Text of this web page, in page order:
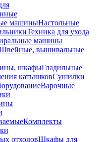
машиныНастольные
Техника для ухода
машины
вышивальные
шкафыГладильные
катышковСушилки
Варочные
Комплекты
отходовШкафы для